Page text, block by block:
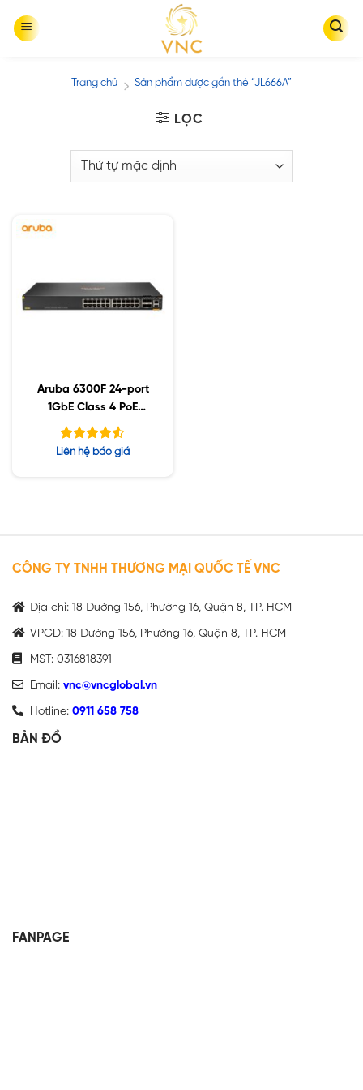
Trang chủ / Sản phẩm được gắn thẻ “JL666A”
LỌC
Aruba 6300F 24-port
1GbE Class 4 PoE
(JL666A)
Được xếp
Liên hệ báo giá
CÔNG TY TNHH THƯƠNG MẠI QUỐC TẾ VNC
Địa chỉ: 18 Đường 156, Phường 16, Quận 8, TP. HCM
VPGD: 18 Đường 156, Phường 16, Quận 8, TP. HCM
MST: 0316818391
Email: vnc@vncglobal.vn
Hotline: 0911 658 758
BẢN ĐỒ
FANPAGE